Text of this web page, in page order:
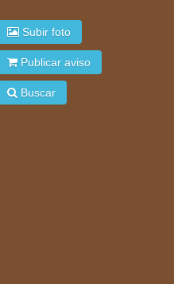
Subir foto
Publicar aviso
Buscar